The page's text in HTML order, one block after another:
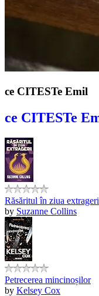
ce CITESTe Emil
ce CITESTe
Răsăritul în ziua
by Suzanne Collins
Petrecerea mincinoșilor
by Kelsey Cox